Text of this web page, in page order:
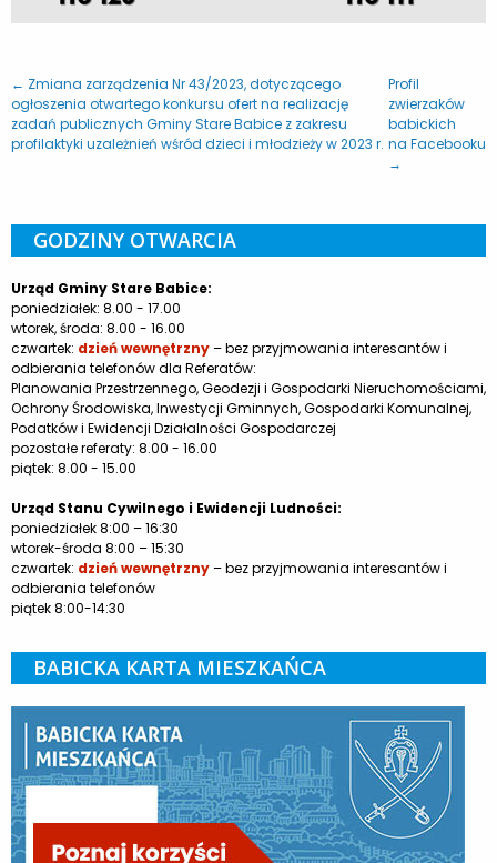
← Zmiana zarządzenia Nr 43/2023, dotyczącego
ogłoszenia otwartego konkursu ofert na realizację
zadań publicznych Gminy Stare Babice z zakresu
profilaktyki uzależnień wśród dzieci i młodzieży w 2023 r.
Profil
zwierzaków
babickich
na Facebooku
→
GODZINY OTWARCIA
Urząd Gminy Stare Babice:
poniedziałek: 8.00 - 17.00
wtorek, środa: 8.00 - 16.00
czwartek: dzień wewnętrzny– bez przyjmowania interesantów i
odbierania telefonów dla Referatów:
Planowania Przestrzennego, Geodezji i Gospodarki Nieruchomościami,
Ochrony Środowiska, Inwestycji Gminnych, Gospodarki Komunalnej,
Podatków i Ewidencji Działalności Gospodarczej
pozostałe referaty: 8.00 - 16.00
piątek: 8.00 - 15.00
Urząd Stanu Cywilnego i Ewidencji Ludności:
poniedziałek 8:00 – 16:30
wtorek-środa 8:00 – 15:30
czwartek: dzień wewnętrzny– bez przyjmowania interesantów i
odbierania telefonów
piątek 8:00-14:30
BABICKA KARTA MIESZKAŃCA